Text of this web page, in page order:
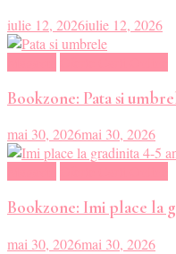
iulie 12, 2026iulie 12, 2026
Bookzone: Pata si
mai 30, 2026mai 30, 2026
Bookzone: Imi place la
mai 30, 2026mai 30, 2026